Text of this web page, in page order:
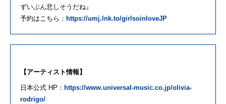
ずいぶん悲しそうだね』
予約はこちら： https://umj.lnk.to/girlsoinloveJP
【アーティスト情報】
日 本公式 HP： https://www.universal-music.co.jp/olivia-
rodrigo/